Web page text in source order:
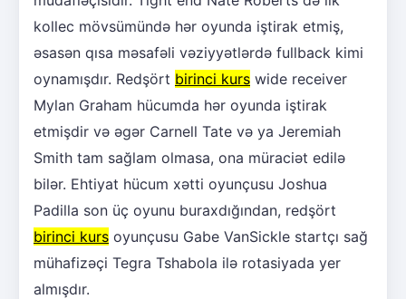
kollec mövsümündə hər oyunda iştirak etmiş,
əsasən qısa məsafəli vəziyyətlərdə fullback kimi
oynamışdır. Redşört birinci kurs wide receiver
Mylan Graham hücumda hər oyunda iştirak
etmişdir və əgər Carnell Tate və ya Jeremiah
Smith tam sağlam olmasa, ona müraciət edilə
bilər. Ehtiyat hücum xətti oyunçusu Joshua
Padilla son üç oyunu buraxdığından, redşört
birinci kurs oyunçusu Gabe VanSickle startçı sağ
mühafizəçi Tegra Tshabola ilə rotasiyada yer
almışdır.